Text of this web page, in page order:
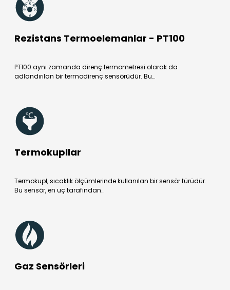
Rezistans Termoelemanlar - PT100
PT100 aynı zamanda direnç termometresi olarak da
adlandırılan bir termodirenç sensörüdür. Bu…
Termokupllar
Termokupl, sıcaklık ölçümlerinde kullanılan bir sensör türüdür.
Bu sensör, en uç tarafından…
Gaz Sensörleri